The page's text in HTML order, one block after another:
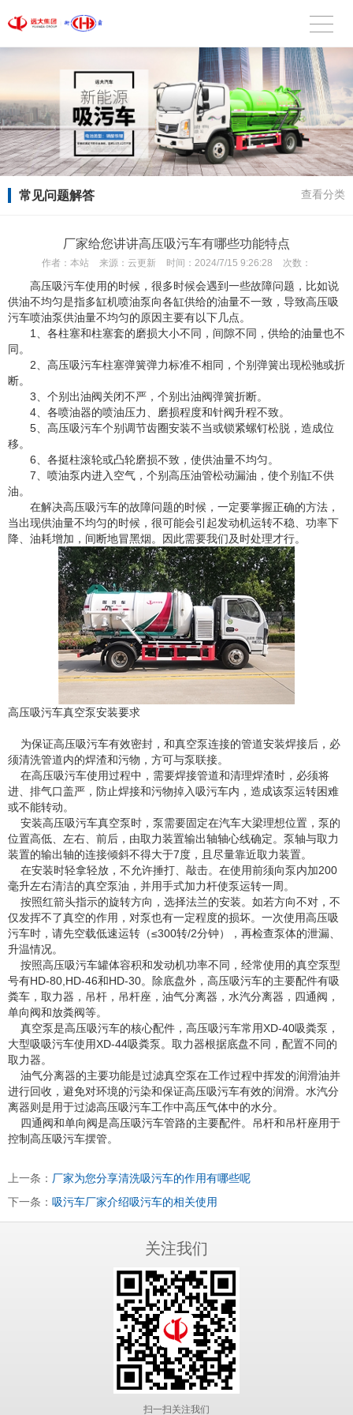
常见问题解答 查看分类
厂家给您讲讲高压吸污车有哪些功能特点
作者： 本站 来源： 云更新 时间： 2024/7/15 9:26:28 次数：
高压吸污车使用的时候，很多时候会遇到一些故障问题，比如说
供油不均匀是指多缸机喷油泵向各缸供给的油量不一致，导致高压吸
污车喷油泵供油量不均匀的原因主要有以下几点。
1、各柱塞和柱塞套的磨损大小不同，间隙不同，供给的油量也不
同。
2、高压吸污车柱塞弹簧弹力标准不相同，个别弹簧出现松驰或折
断。
3、个别出油阀关闭不严，个别出油阀弹簧折断。
4、各喷油器的喷油压力、磨损程度和针阀升程不致。
5、高压吸污车个别调节齿圈安装不当或锁紧螺钉松脱，造成位
移。
6、各挺柱滚轮或凸轮磨损不致，使供油量不均匀。
7、喷油泵内进入空气，个别高压油管松动漏油，使个别缸不供
油。
在解决高压吸污车的故障问题的时候，一定要掌握正确的方法，
当出现供油量不均匀的时候，很可能会引起发动机运转不稳、功率下
降、油耗增加，间断地冒黑烟。因此需要我们及时处理才行。
高压吸污车真空泵安装要求
为保证高压吸污车有效密封，和真空泵连接的管道安装焊接后，必
须清洗管道内的焊渣和污物，方可与泵联接。
在高压吸污车使用过程中，需要焊接管道和清理焊渣时，必须将
进、排气口盖严，防止焊接和污物掉入吸污车内，造成该泵运转困难
或不能转动。
安装高压吸污车真空泵时，泵需要固定在汽车大梁理想位置，泵的
位置高低、左右、前后，由取力装置输出轴轴心线确定。泵轴与取力
装置的输出轴的连接倾斜不得大于7度，且尽量靠近取力装置。
在安装时轻拿轻放，不允许捶打、敲击。在使用前须向泵内加200
毫升左右清洁的真空泵油，并用手式加力杆使泵运转一周。
按照红箭头指示的旋转方向，选择法兰的安装。如若方向不对，不
仅发挥不了真空的作用，对泵也有一定程度的损坏。一次使用高压吸
污车时，请先空载低速运转（≤300转/2分钟），再检查泵体的泄漏、
升温情况。
按照高压吸污车罐体容积和发动机功率不同，经常使用的真空泵型
号有HD-80,HD-46和HD-30。除底盘外，高压吸污车的主要配件有吸
粪车，取力器，吊杆，吊杆座，油气分离器，水汽分离器，四通阀，
单向阀和放粪阀等。
真空泵是高压吸污车的核心配件，高压吸污车常用XD-40吸粪泵，
大型吸吸污车使用XD-44吸粪泵。取力器根据底盘不同，配置不同的
取力器。
油气分离器的主要功能是过滤真空泵在工作过程中挥发的润滑油并
进行回收，避免对环境的污染和保证高压吸污车有效的润滑。水汽分
离器则是用于过滤高压吸污车工作中高压气体中的水分。
四通阀和单向阀是高压吸污车管路的主要配件。吊杆和吊杆座用于
控制高压吸污车摆管。
上一条： 厂家为您分享清洗吸污车的作用有哪些呢
下一条： 吸污车厂家介绍吸污车的相关使用
关注我们
扫一扫关注我们